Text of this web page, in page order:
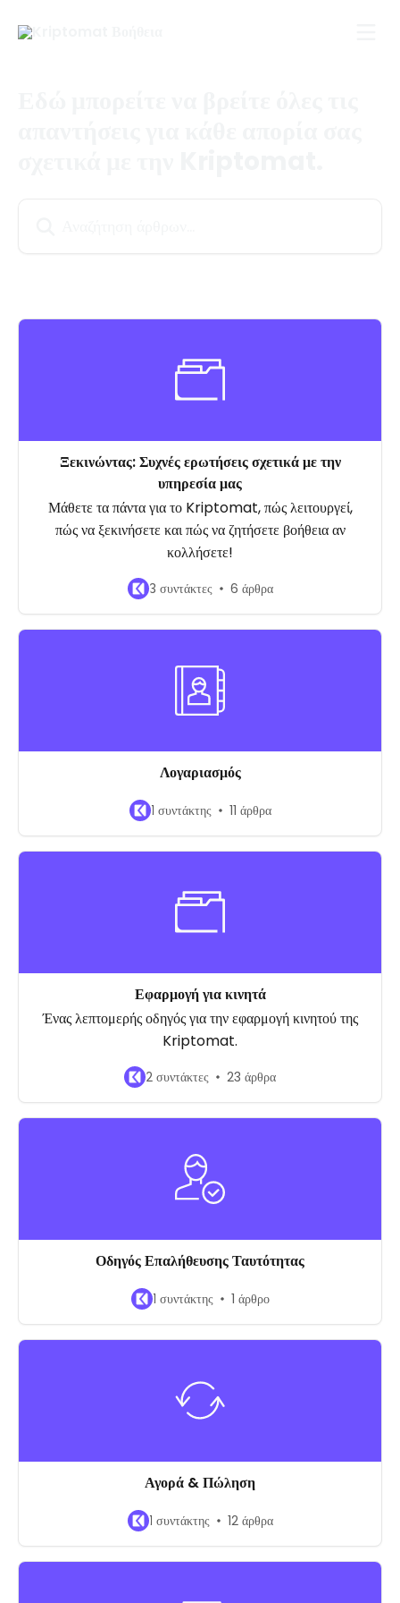
Ξεκινώντας: Συχνές ερωτήσεις σχετικά με την
υπηρεσία μας
Μάθετε τα πάντα για το Kriptomat, πώς λειτουργεί,
πώς να ξεκινήσετε και πώς να ζητήσετε βοήθεια αν
κολλήσετε!
3 συντάκτες 6 άρθρα
Λογαριασμός
1 συντάκτης 11 άρθρα
Εφαρμογή για κινητά
Ένας λεπτομερής οδηγός για την εφαρμογή κινητού της
Kriptomat.
2 συντάκτες 23 άρθρα
Οδηγός Επαλήθευσης Ταυτότητας
1 συντάκτης 1 άρθρο
Αγορά & Πώληση
1 συντάκτης 12 άρθρα